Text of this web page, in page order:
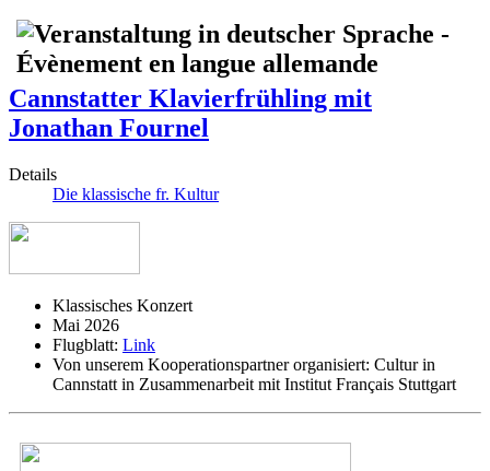
Cannstatter Klavierfrühling mit
Jonathan Fournel
Details
Die klassische fr. Kultur
Klassisches Konzert
Mai 2026
Flugblatt: Link
Von unserem Kooperationspartner organisiert: Cultur in
Cannstatt in Zusammenarbeit mit Institut Français Stuttgart